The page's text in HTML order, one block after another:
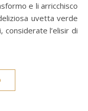
e li arricchisco
uvetta verde
considerate l’elisir di